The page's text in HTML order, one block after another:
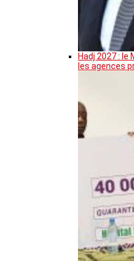
Hadj 2027 :
les agences